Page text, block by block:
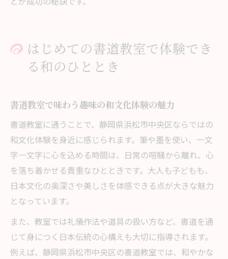
はじめての書道教室で体験でき
る和のひととき
書道教室で味わう趣味の和文化体験の魅力
書道教室に通うことで、静岡県浜松市中央区ならではの
和文化体験を身近に感じられます。筆や墨を使い、一文
字一文字に心を込める時間は、日常の喧騒から離れ、心
を落ち着かせる貴重なひとときです。大人も子どもも、
日本文化の奥深さや美しさを体感できる点が大きな魅力
となっています。
また、教室では礼儀作法や道具の扱い方など、書道を通
じて身につく日本伝統の心構えも大切に指導されます。
例えば、静岡県浜松市中央区の書道教室では、和やかな